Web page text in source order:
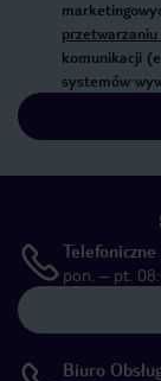
przetwarzaniu
komunikacji
systemów
pon. – pt.
Biuro